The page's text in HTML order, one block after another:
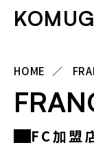
HOME
FC加盟